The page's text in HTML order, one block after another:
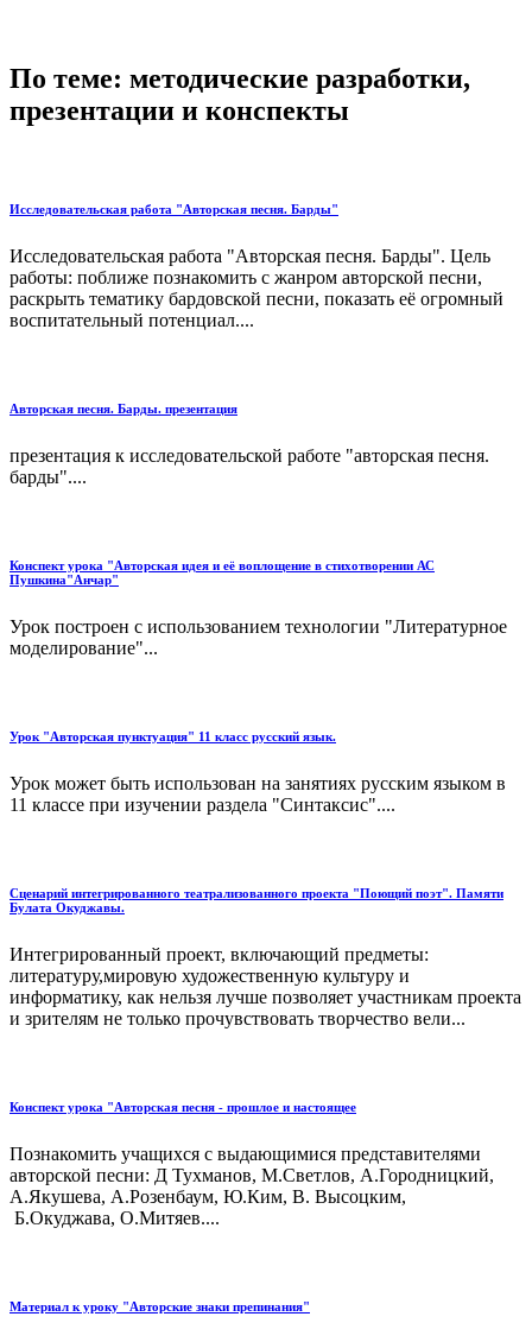
По теме: методические разработки,
презентации и конспекты
Исследовательская работа "Авторская песня. Барды"
Исследовательская работа "Авторская песня. Барды". Цель
работы: поближе познакомить с жанром авторской песни,
раскрыть тематику бардовской песни, показать её огромный
воспитательный потенциал....
Авторская песня. Барды. презентация
презентация к исследовательской работе "авторская песня.
барды"....
Конспект урока "Авторская идея и её воплощение в стихотворении АС
Пушкина"Анчар"
Урок построен с использованием технологии "Литературное
моделирование"...
Урок "Авторская пунктуация" 11 класс русский язык.
Урок может быть использован на занятиях русским языком в
11 классе при изучении раздела "Синтаксис"....
Сценарий интегрированного театрализованного проекта "Поющий поэт". Памяти
Булата Окуджавы.
Интегрированный проект, включающий предметы:
литературу,мировую художественную культуру и
информатику, как нельзя лучше позволяет участникам проекта
и зрителям не только прочувствовать творчество вели...
Конспект урока "Авторская песня - прошлое и настоящее
Познакомить учащихся с выдающимися представителями
авторской песни: Д Тухманов, М.Светлов, А.Городницкий,
А.Якушева, А.Розенбаум, Ю.Ким, В. Высоцким,
Б.Окуджава, О.Митяев....
Материал к уроку "Авторские знаки препинания"